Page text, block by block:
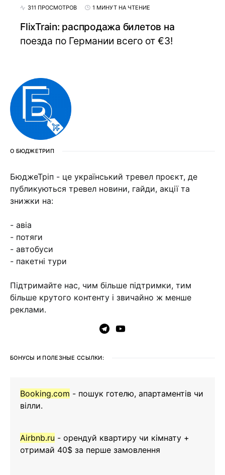
311 ПРОСМОТРОВ 1 МИНУТ НА ЧТЕНИЕ
FlixTrain: распродажа билетов на
поезда по Германии всего от €3!
О БЮДЖЕТРИП
БюджеТріп - це український тревел проєкт, де
публикуються тревел новини, гайди, акції та
знижки на:
- авіа
- потяги
- автобуси
- пакетні тури
Підтримайте нас, чим більше підтримки, тим
більше крутого контенту і звичайно ж менше
реклами.
БОНУСЫ И ПОЛЕЗНЫЕ ССЫЛКИ:
Booking.com - пошук готелю, апартаментів чи
вілли.
Airbnb.ru - орендуй квартиру чи кімнату +
отримай 40$ за перше замовлення